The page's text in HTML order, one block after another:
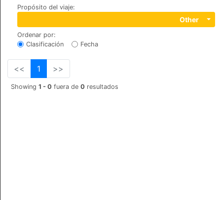
Propósito del viaje:
Other
Ordenar por:
Clasificación
Fecha
<< 1 >>
Showing 1 - 0 fuera de 0 resultados